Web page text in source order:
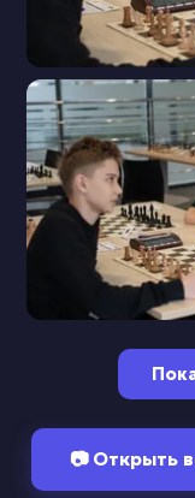
📷 Открыть